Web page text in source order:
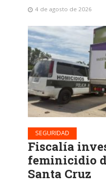
4 de agosto de 2026
SEGURIDAD
Fiscalía
feminicidio
Santa Cruz